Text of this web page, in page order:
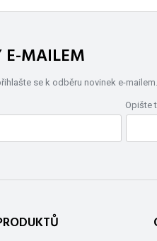
E-MAILEM
se k odběru novinek e-mailem.
Opište